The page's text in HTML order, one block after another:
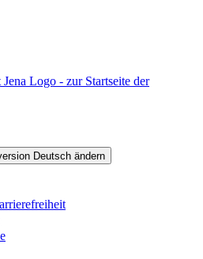
Logo - zur Startseite der
Deutsch ändern